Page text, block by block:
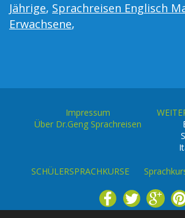
Jährige, Sprachreisen Englisch
Erwachsene,
Impressum
Über Dr.Geng Sprachreisen
SCHÜLERSPRACHKURSE